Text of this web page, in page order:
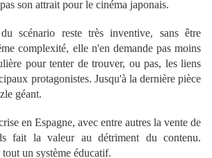
son attrait pour le cinéma japonais.
scénario reste très inventive, sans être
complexité, elle n'en demande pas moins
pour tenter de trouver, ou pas, les liens
protagonistes. Jusqu'à la dernière pièce
géant.
en Espagne, avec entre autres la vente de
fait la valeur au détriment du contenu.
un système éducatif.